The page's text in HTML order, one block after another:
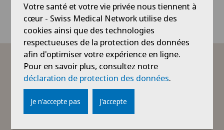
moment sans ressentir de douleurs. L'objectif est
que le patient reste actif et bouge encore plus.
Vidéos
Pour pouvoir afficher ce contenu, vous devez
accepter l’utilisation de cookies.
Veuillez activer l’option correspondante dans les
paramètres des cookies.
Paramètres des cookies
rééducation spécifique de la Clinique Valmont
Votre santé et votre vie privée nous tiennent à
cœur - Swiss Medical Network utilise des
cookies ainsi que des technologies
respectueuses de la protection des données
afin d'optimiser votre expérience en ligne.
Pour en savoir plus, consultez notre
déclaration de protection des données.
Je n'accepte pas J'accepte